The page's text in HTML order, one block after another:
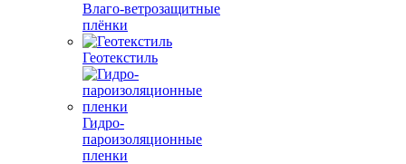
Влаго-ветрозащитные
плёнки
Геотекстиль
Гидро-
пароизоляционные
пленки